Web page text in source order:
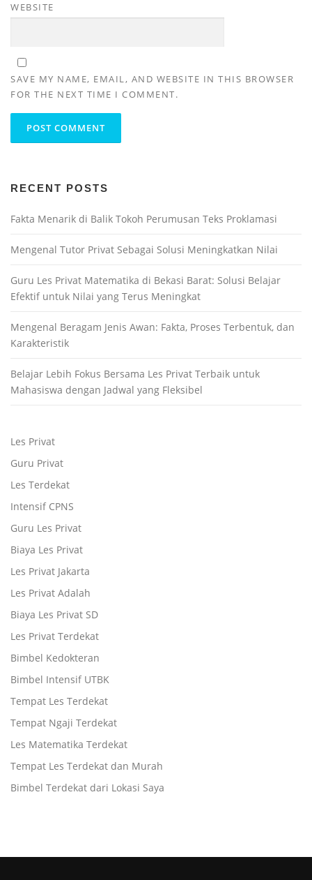
WEBSITE
SAVE MY NAME, EMAIL, AND WEBSITE IN THIS BROWSER
FOR THE NEXT TIME I COMMENT.
RECENT POSTS
Fakta Menarik di Balik Tokoh Perumusan Teks Proklamasi
Mengenal Tutor Privat Sebagai Solusi Meningkatkan Nilai
Guru Les Privat Matematika di Bekasi Barat: Solusi Belajar
Efektif untuk Nilai yang Terus Meningkat
Mengenal Beragam Jenis Awan: Fakta, Proses Terbentuk, dan
Karakteristik
Belajar Lebih Fokus Bersama Les Privat Terbaik untuk
Mahasiswa dengan Jadwal yang Fleksibel
Les Privat
Guru Privat
Les Terdekat
Intensif CPNS
Guru Les Privat
Biaya Les Privat
Les Privat Jakarta
Les Privat Adalah
Biaya Les Privat SD
Les Privat Terdekat
Bimbel Kedokteran
Bimbel Intensif UTBK
Tempat Les Terdekat
Tempat Ngaji Terdekat
Les Matematika Terdekat
Tempat Les Terdekat dan Murah
Bimbel Terdekat dari Lokasi Saya